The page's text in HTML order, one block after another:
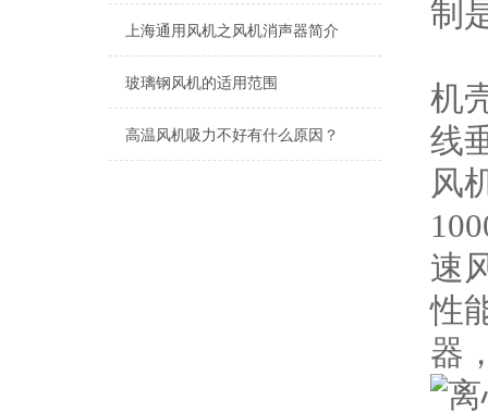
上海​通用风机之风机消声器简介
玻璃钢风机的适用范围
高温风机吸力不好有什么原因？
制
机
线
风
速
性
器